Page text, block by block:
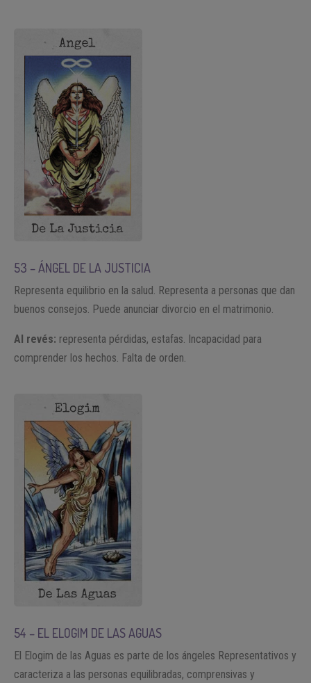
53 – ÁNGEL DE LA JUSTICIA
Representa equilibrio en la salud. Representa a personas que dan
buenos consejos. Puede anunciar divorcio en el matrimonio.
Al revés: representa pérdidas, estafas. Incapacidad para
comprender los hechos. Falta de orden.
54 – EL ELOGIM DE LAS AGUAS
El Elogim de las Aguas es parte de los ángeles Representativos y
caracteriza a las personas equilibradas, comprensivas y